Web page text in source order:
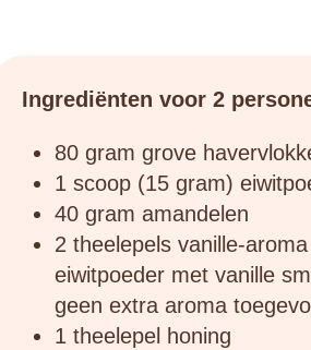
Ingrediënten voor 2
80 gram grove
1 scoop (15 gram)
40 gram amandelen
2 theelepels vanille-
eiwitpoeder met vanille
geen extra aroma
1 theelepel honing